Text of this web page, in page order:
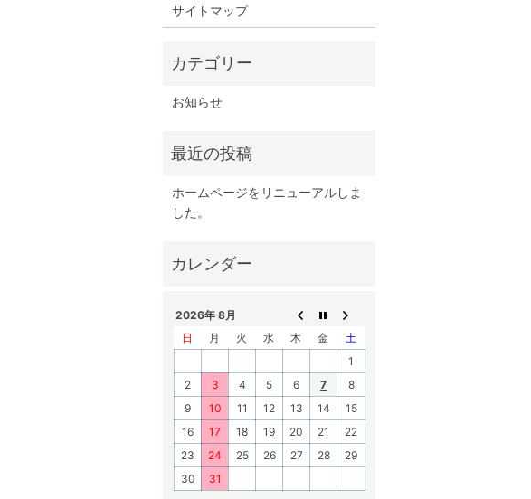
サイトマップ
お知らせ
ホームページをリニューアルしま
した。
2026年 8月
日
月 火 水 木 金
土
1
2
3 4 5 6 7
8
9
10 11 12 13 14
15
16
17 18 19 20 21
22
23
24 25 26 27 28
29
30
31